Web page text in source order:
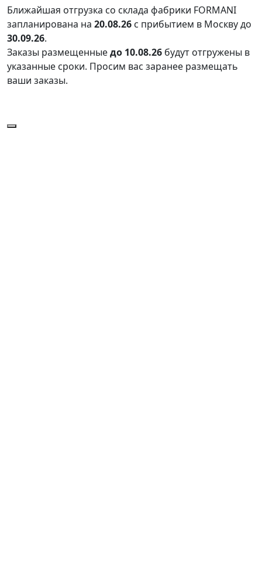
Ближайшая отгрузка со склада фабрики FORMANI
запланирована на 20.08.26 с прибытием в Москву до
30.09.26.
Заказы размещенныедо 10.08.26 будут отгружены в
указанные сроки. Просим вас заранее размещать
ваши заказы.